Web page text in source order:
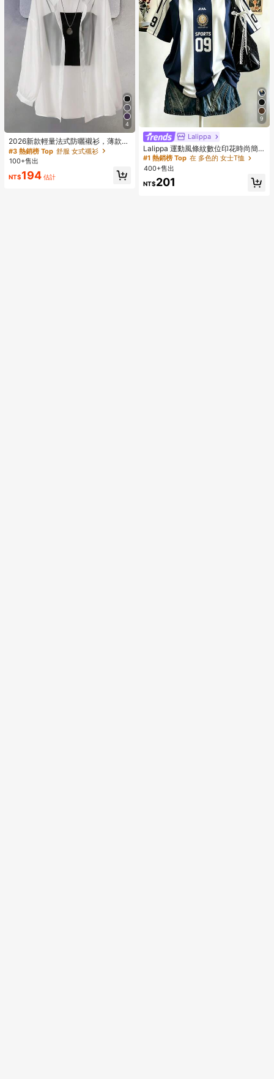
4
2026新款輕量法式防曬襯衫，薄款上
衣外套，長袖夏季上衣白色
#3 熱銷榜 Top 舒服 女式襯衫
100+售出
NT$194 估計
9
Lalippa
Lalippa 運動風條紋數位印花時尚簡
約女款翻領V領落肩短袖T恤，送友禮
物
#1 熱銷榜 Top 在 多色的 女士T恤
400+售出
NT$201